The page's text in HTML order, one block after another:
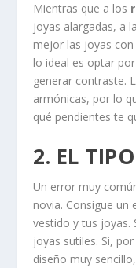
Mientras que a los
joyas alargadas, a
mejor las joyas con
lo ideal es optar
generar contraste.
armónicas, por lo
qué pendientes te
2. EL
Un error muy
novia. Consigue un
vestido y tus joyas.
joyas sutiles. Si,
diseño muy